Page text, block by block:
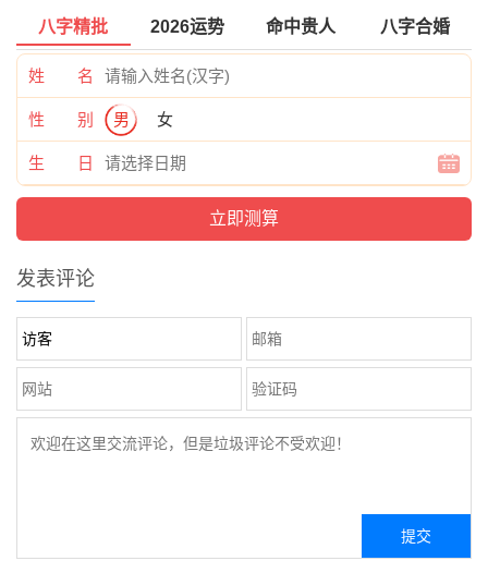
八字精批 2026运势 命中贵人 八字合婚
姓 名
性 别 男 女
生 日
发表评论